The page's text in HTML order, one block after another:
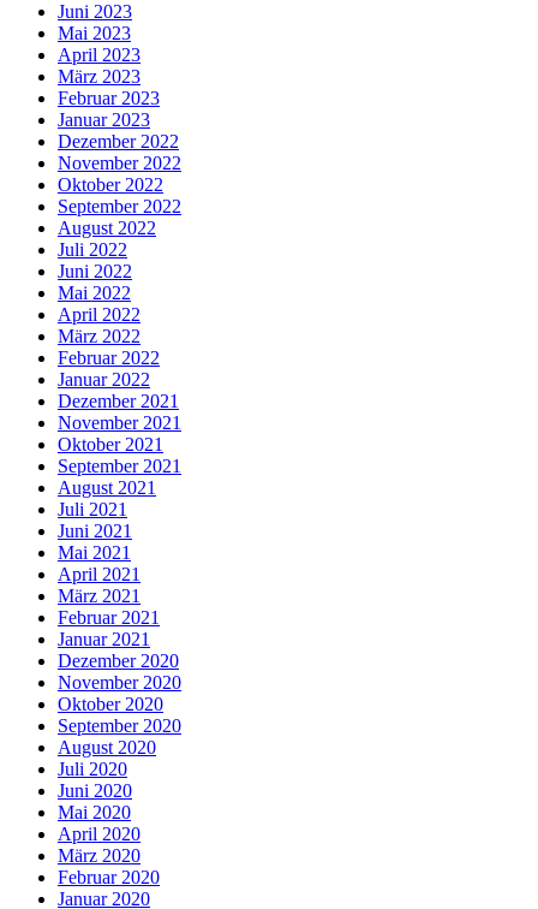
Juni 2023
Mai 2023
April 2023
März 2023
Februar 2023
Januar 2023
Dezember 2022
November 2022
Oktober 2022
September 2022
August 2022
Juli 2022
Juni 2022
Mai 2022
April 2022
März 2022
Februar 2022
Januar 2022
Dezember 2021
November 2021
Oktober 2021
September 2021
August 2021
Juli 2021
Juni 2021
Mai 2021
April 2021
März 2021
Februar 2021
Januar 2021
Dezember 2020
November 2020
Oktober 2020
September 2020
August 2020
Juli 2020
Juni 2020
Mai 2020
April 2020
März 2020
Februar 2020
Januar 2020